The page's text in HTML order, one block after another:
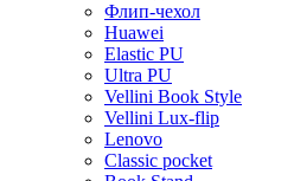
Флип-чехол
Huawei
Elastic PU
Ultra PU
Vellini Book Style
Vellini Lux-flip
Lenovo
Classic pocket